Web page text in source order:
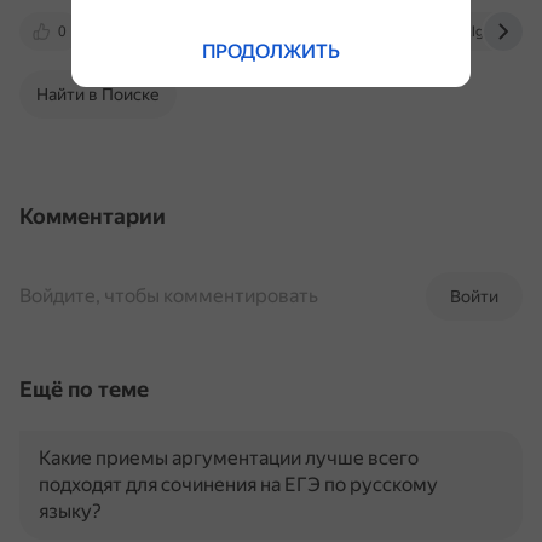
0
Найти в Поиске
Комментарии
Войти
Войдите, чтобы комментировать
Ещё по теме
Какие приемы аргументации лучше всего
подходят для сочинения на ЕГЭ по русскому
языку?
ПРОДОЛЖИТЬ